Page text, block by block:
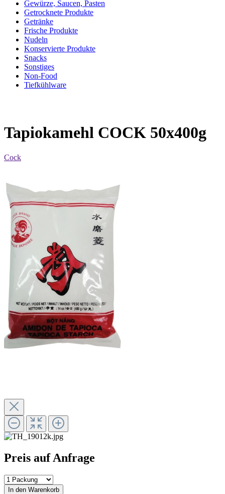
Gewürze, Saucen, Pasten
Getrocknete Produkte
Getränke
Frische Produkte
Nudeln
Konservierte Produkte
Snacks
Sonstiges
Non-Food
Tiefkühlware
Tapiokamehl COCK 50x400g
Cock
Preis auf Anfrage
In den Warenkorb